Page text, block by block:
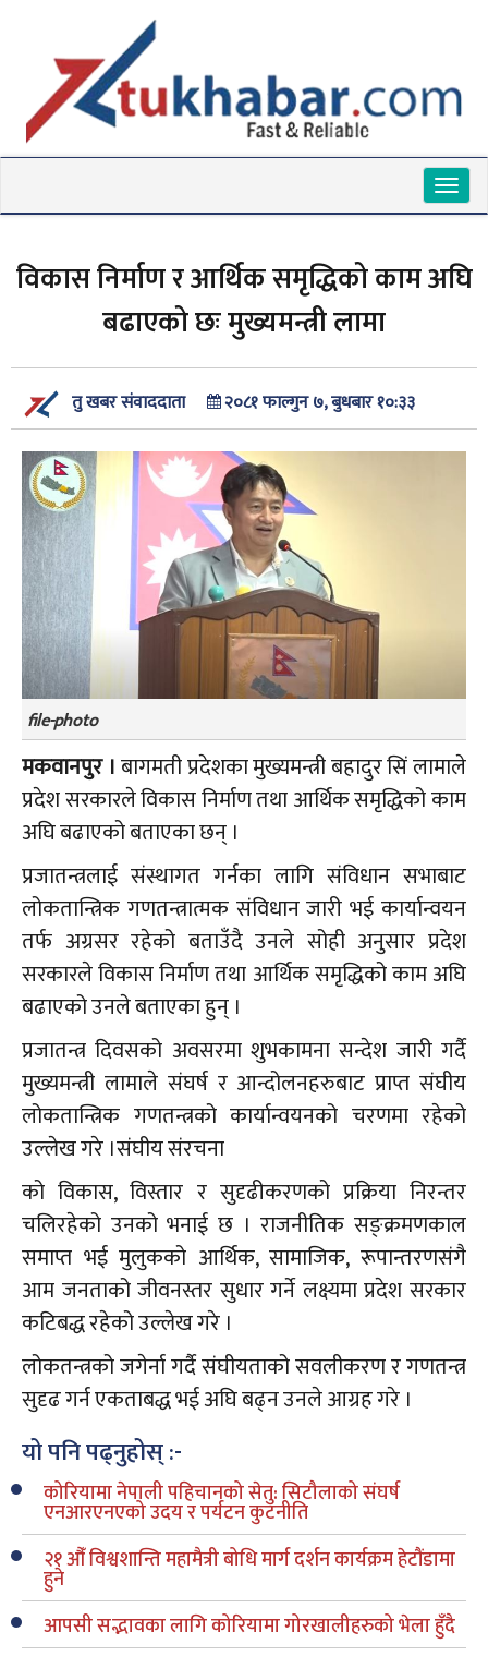
विकास निर्माण र आर्थिक समृद्धिको काम अघि
बढाएको छः मुख्यमन्त्री लामा
तु खबर संवाददाता २०८१ फाल्गुन ७, बुधबार १०:३३
file-photo
मकवानपुर ।बागमती प्रदेशका मुख्यमन्त्री बहादुर सिं लामाले
प्रदेश सरकारले विकास निर्माण तथा आर्थिक समृद्धिको काम
अघि बढाएको बताएका छन् ।
प्रजातन्त्रलाई संस्थागत गर्नका लागि संविधान सभाबाट
लोकतान्त्रिक गणतन्त्रात्मक संविधान जारी भई कार्यान्वयन
तर्फ अग्रसर रहेको बताउँदै उनले सोही अनुसार प्रदेश
सरकारले विकास निर्माण तथा आर्थिक समृद्धिको काम अघि
बढाएको उनले बताएका हुन् ।
प्रजातन्त्र दिवसको अवसरमा शुभकामना सन्देश जारी गर्दै
मुख्यमन्त्री लामाले संघर्ष र आन्दोलनहरुबाट प्राप्त संघीय
लोकतान्त्रिक गणतन्त्रको कार्यान्वयनको चरणमा रहेको
उल्लेख गरे ।संघीय संरचना
को विकास, विस्तार र सुदृढीकरणको प्रक्रिया निरन्तर
चलिरहेको उनको भनाई छ । राजनीतिक सङ्क्रमणकाल
समाप्त भई मुलुकको आर्थिक, सामाजिक, रूपान्तरणसंगै
आम जनताको जीवनस्तर सुधार गर्ने लक्ष्यमा प्रदेश सरकार
कटिबद्ध रहेको उल्लेख गरे ।
लोकतन्त्रको जगेर्ना गर्दै संघीयताको सवलीकरण र गणतन्त्र
सुदृढ गर्न एकताबद्ध भई अघि बढ्न उनले आग्रह गरे ।
यो पनि पढ्नुहोस् :-
कोरियामा नेपाली पहिचानको सेतु: सिटौलाको संघर्ष
एनआरएनएको उदय र पर्यटन कुटनीति
२१ औँ विश्वशान्ति महामैत्री बोधि मार्ग दर्शन कार्यक्रम हेटौंडामा
हुने
आपसी सद्भावका लागि कोरियामा गोरखालीहरुको भेला हुँदै